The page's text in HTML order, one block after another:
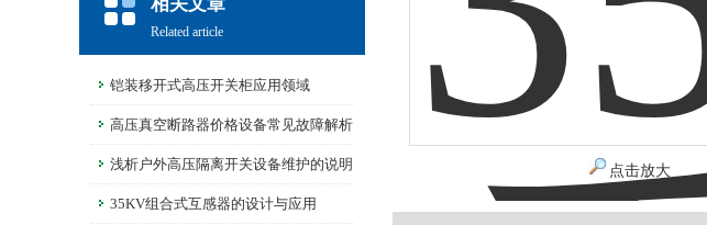
Related article
铠装移开式高压开关柜应用领域
高压真空断路器价格设备常见故障解析
浅析户外高压隔离开关设备维护的说明
35KV组合式互感器的设计与应用
点击放大